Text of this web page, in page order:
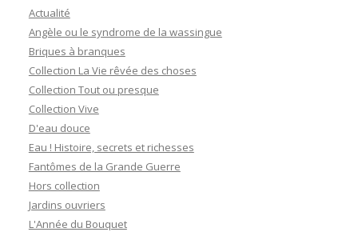
Actualité
Angèle ou le syndrome de la wassingue
Briques à branques
Collection La Vie rêvée des choses
Collection Tout ou presque
Collection Vive
D'eau douce
Eau ! Histoire, secrets et richesses
Fantômes de la Grande Guerre
Hors collection
Jardins ouvriers
L'Année du Bouquet